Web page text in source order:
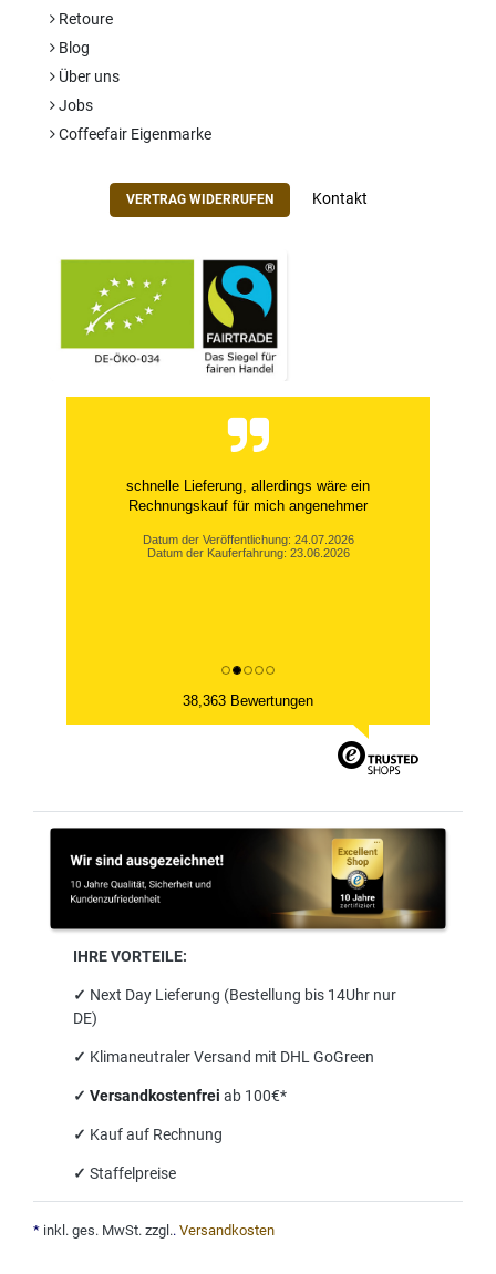
Retoure
Blog
Über uns
Jobs
Coffeefair Eigenmarke
VERTRAG WIDERRUFEN Kontakt
schnelle Lieferung, allerdings wäre ein
Rechnungskauf für mich angenehmer
Datum der Veröffentlichung: 24.07.2026
Datum der Kauferfahrung: 23.06.2026
38,363 Bewertungen
IHRE VORTEILE:
✓ Next Day Lieferung (Bestellung bis 14Uhr nur
DE)
✓ Klimaneutraler Versand mit DHL GoGreen
✓ Versandkostenfrei ab 100€*
✓ Kauf auf Rechnung
✓ Staffelpreise
* inkl. ges. MwSt. zzgl.. Versandkosten